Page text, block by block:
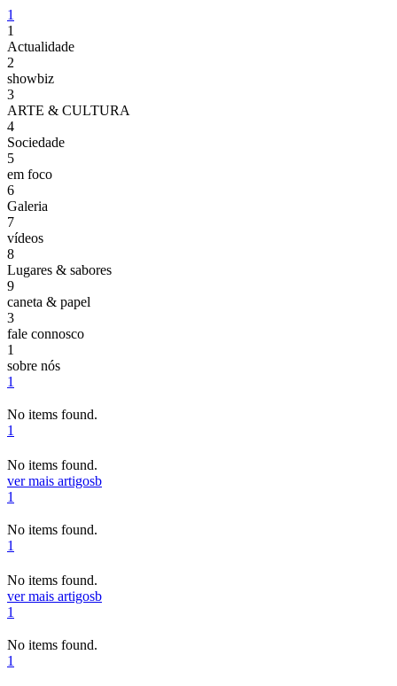
1
1
Actualidade
2
showbiz
3
ARTE & CULTURA
4
Sociedade
5
em foco
6
Galeria
7
vídeos
8
Lugares & sabores
9
caneta & papel
3
fale connosco
1
sobre nós
1
No items found.
1
No items found.
ver mais artigosb
1
No items found.
1
No items found.
ver mais artigosb
1
No items found.
1